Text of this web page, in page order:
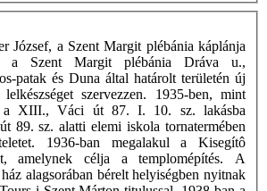
József, a Szent Margit plébánia káplánja
a Szent Margit plébánia Dráva u.,
patak és Duna által határolt területén új
lelkészséget szervezzen. 1935-ben, mint
a XIII., Váci út 87. I. 10. sz. lakásba
89. sz. alatti elemi iskola tornatermében
1936-ban megalakul a Kisegítô
amelynek célja a templomépítés. A
alagsorában bérelt helyiségben nyitnak